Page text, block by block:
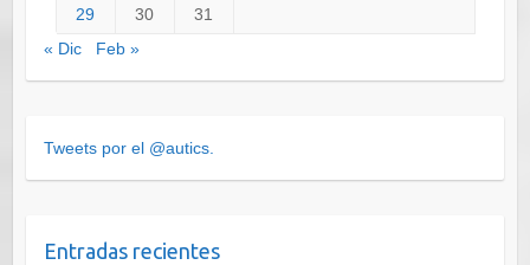
29 30
31
« Dic
Feb »
Tweets por el @autics.
Entradas recientes